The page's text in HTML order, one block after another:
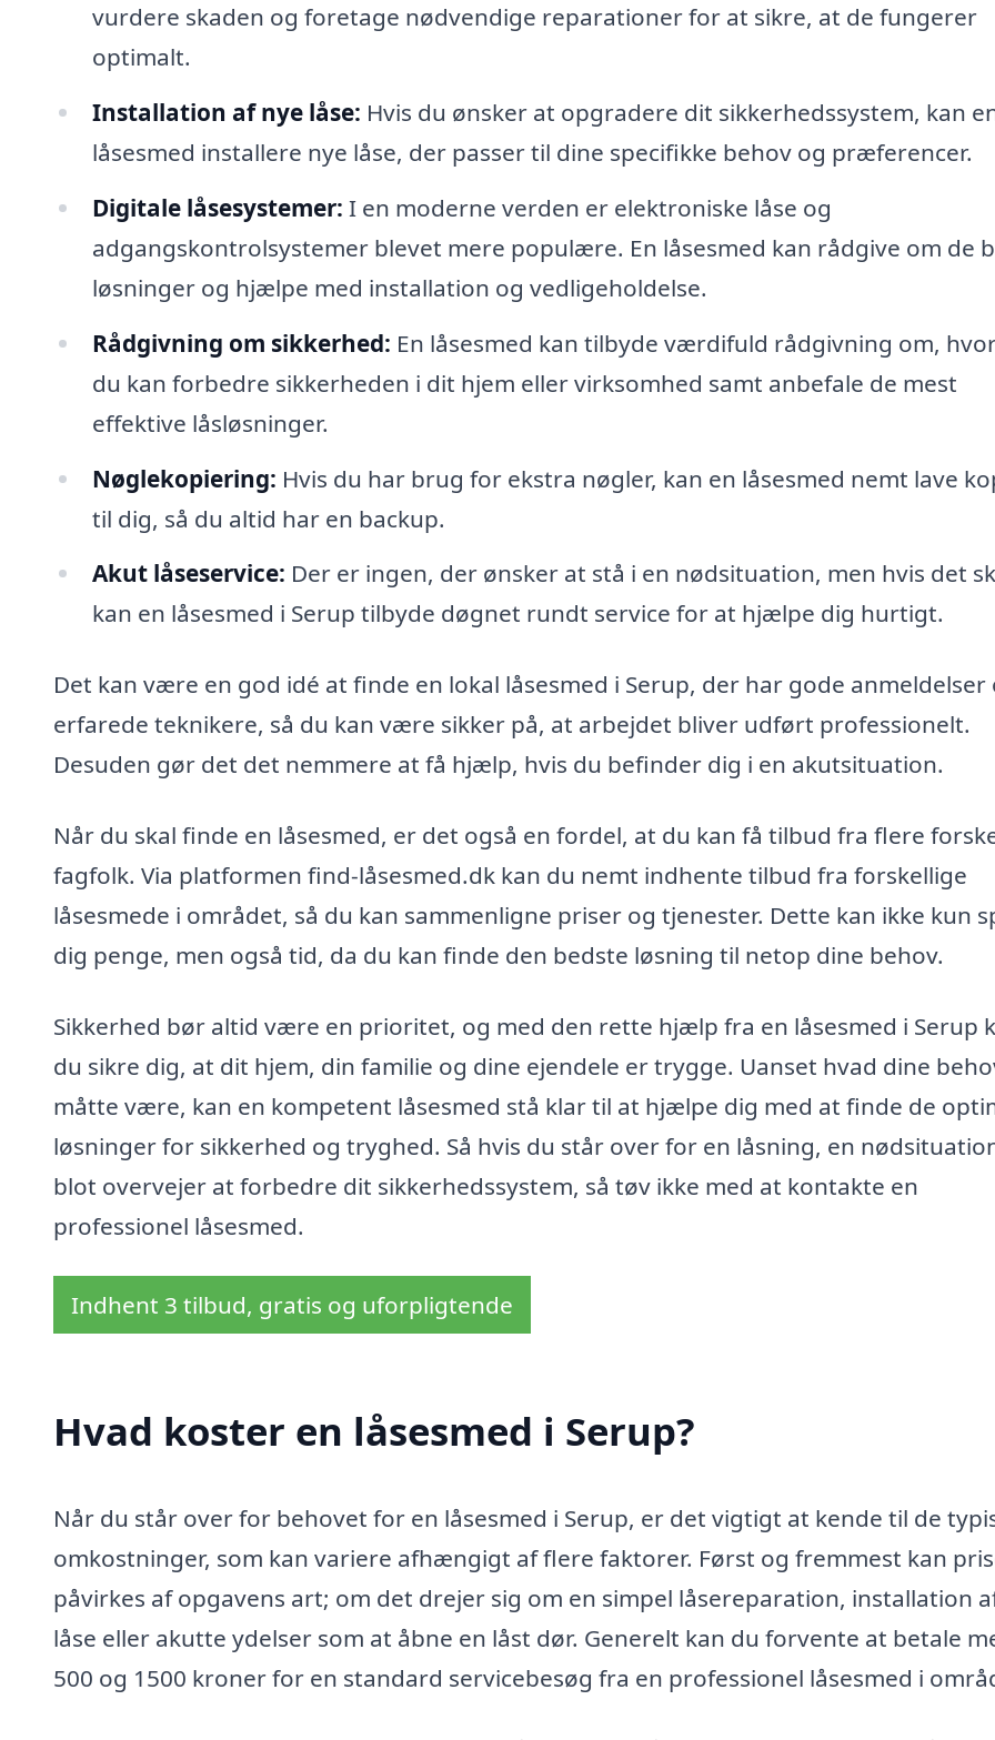
vurdere skaden og foretage nødvendige reparationer for at sikre, at de fungerer
optimalt.
Installation af nye låse: Hvis du ønsker at opgradere dit sikkerhedssystem, kan
låsesmed installere nye låse, der passer til dine specifikke behov og præferencer.
Digitale låsesystemer: I en moderne verden er elektroniske låse og
adgangskontrolsystemer blevet mere populære. En låsesmed kan rådgive om de
løsninger og hjælpe med installation og vedligeholdelse.
Rådgivning om sikkerhed: En låsesmed kan tilbyde værdifuld rådgivning om,
du kan forbedre sikkerheden i dit hjem eller virksomhed samt anbefale de mest
effektive låsløsninger.
Nøglekopiering: Hvis du har brug for ekstra nøgler, kan en låsesmed nemt lave
til dig, så du altid har en backup.
Akut låseservice: Der er ingen, der ønsker at stå i en nødsituation, men hvis det
kan en låsesmed i Serup tilbyde døgnet rundt service for at hjælpe dig hurtigt.
Det kan være en god idé at finde en lokal låsesmed i Serup, der har gode anmeldelser
erfarede teknikere, så du kan være sikker på, at arbejdet bliver udført professionelt.
Desuden gør det det nemmere at få hjælp, hvis du befinder dig i en akutsituation.
Når du skal finde en låsesmed, er det også en fordel, at du kan få tilbud fra flere
fagfolk. Via platformen find-låsesmed.dk kan du nemt indhente tilbud fra forskellige
låsesmede i området, så du kan sammenligne priser og tjenester. Dette kan ikke kun
dig penge, men også tid, da du kan finde den bedste løsning til netop dine behov.
Sikkerhed bør altid være en prioritet, og med den rette hjælp fra en låsesmed i Serup
du sikre dig, at dit hjem, din familie og dine ejendele er trygge. Uanset hvad dine
måtte være, kan en kompetent låsesmed stå klar til at hjælpe dig med at finde de
løsninger for sikkerhed og tryghed. Så hvis du står over for en låsning, en
blot overvejer at forbedre dit sikkerhedssystem, så tøv ikke med at kontakte en
professionel låsesmed.
Indhent 3 tilbud, gratis og uforpligtende
Hvad koster en låsesmed i Serup?
Når du står over for behovet for en låsesmed i Serup, er det vigtigt at kende til de
omkostninger, som kan variere afhængigt af flere faktorer. Først og fremmest kan
påvirkes af opgavens art; om det drejer sig om en simpel låsereparation, installation
låse eller akutte ydelser som at åbne en låst dør. Generelt kan du forvente at betale
500 og 1500 kroner for en standard servicebesøg fra en professionel låsesmed i